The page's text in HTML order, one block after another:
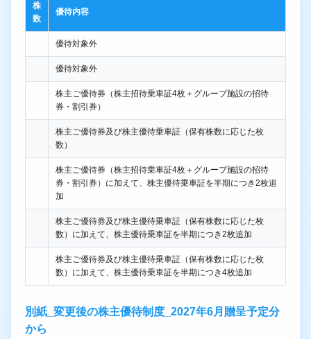
株
数
優待内容
優待対象外
優待対象外
株主ご優待券（株主招待乗車証4枚＋グループ施設の招待
券・割引券）
株主ご優待券及び株主優待乗車証（保有株数に応じた枚
数）
株主ご優待券（株主招待乗車証4枚＋グループ施設の招待
券・割引券）に加えて、株主優待乗車証を半期につき2枚追
加
株主ご優待券及び株主優待乗車証（保有株数に応じた枚
数）に加えて、株主優待乗車証を半期につき2枚追加
株主ご優待券及び株主優待乗車証（保有株数に応じた枚
数）に加えて、株主優待乗車証を半期につき4枚追加
別紙_変更後の株主優待制度_2027年6月贈呈予定分
から